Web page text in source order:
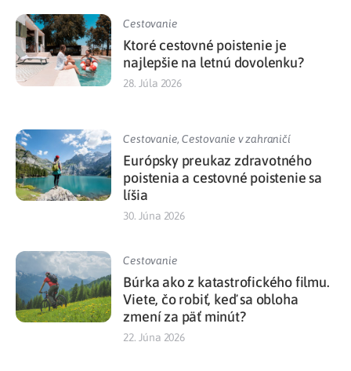
Cestovanie
Ktoré cestovné poistenie je
najlepšie na letnú dovolenku?
28. Júla 2026
Cestovanie, Cestovanie v zahraničí
Európsky preukaz zdravotného
poistenia a cestovné poistenie sa
líšia
30. Júna 2026
Cestovanie
Búrka ako z katastrofického filmu.
Viete, čo robiť, keď sa obloha
zmení za päť minút?
22. Júna 2026